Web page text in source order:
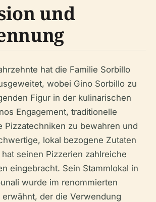
und
hat die Familie Sorbillo
wobei Gino Sorbillo zu
Figur in der kulinarischen
Engagement, traditionelle
Pizzatechniken zu bewahren und
lokal bezogene Zutaten
seinen Pizzerien zahlreiche
eingebracht. Sein Stammlokal in
wurde im renommierten
der die Verwendung